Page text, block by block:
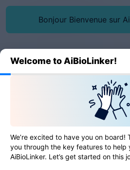
Bonjour Bienvenue sur
Loved by436+creators
Faites tout
Welcome to AiBioLinker!
We’re excited to have you on board!
you through the key features to help
AiBioLinker. Let’s get started on this